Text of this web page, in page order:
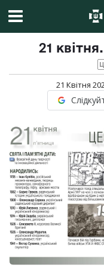
21
21 Квітня